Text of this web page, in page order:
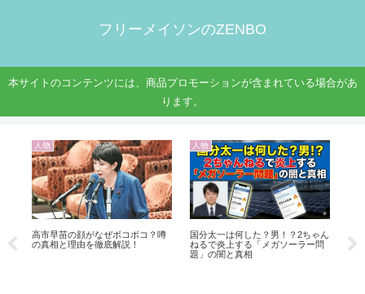
フリーメイソンのZENBO
本サイトのコンテンツには、商品プロモーションが含まれている場合があ
ります。
人物
高市早苗の顔がなぜボコボコ？噂
の真相と理由を徹底解説！
人物
国分太一は何した？男！？2ちゃん
ねるで炎上する「メガソーラー問
題」の闇と真相
３
教